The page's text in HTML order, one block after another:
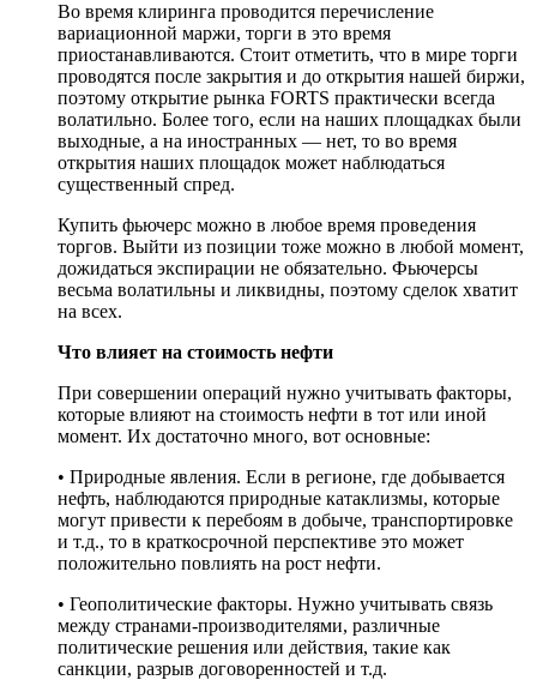
Во время клиринга проводится перечисление
вариационной маржи, торги в это время
приостанавливаются. Стоит отметить, что в мире торги
проводятся после закрытия и до открытия нашей биржи,
поэтому открытие рынка FORTS практически всегда
волатильно. Более того, если на наших площадках были
выходные, а на иностранных — нет, то во время
открытия наших площадок может наблюдаться
существенный спред.
Купить фьючерс можно в любое время проведения
торгов. Выйти из позиции тоже можно в любой момент,
дожидаться экспирации не обязательно. Фьючерсы
весьма волатильны и ликвидны, поэтому сделок хватит
на всех.
Что влияет на стоимость нефти
При совершении операций нужно учитывать факторы,
которые влияют на стоимость нефти в тот или иной
момент. Их достаточно много, вот основные:
• Природные явления. Если в регионе, где добывается
нефть, наблюдаются природные катаклизмы, которые
могут привести к перебоям в добыче, транспортировке
и т.д., то в краткосрочной перспективе это может
положительно повлиять на рост нефти.
• Геополитические факторы. Нужно учитывать связь
между странами-производителями, различные
политические решения или действия, такие как
санкции, разрыв договоренностей и т.д.